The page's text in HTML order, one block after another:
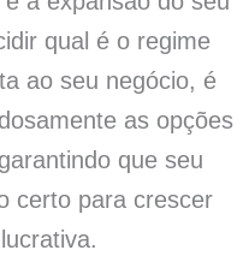
qual é o regime
ao seu negócio, é
as opções
que seu
certo para crescer